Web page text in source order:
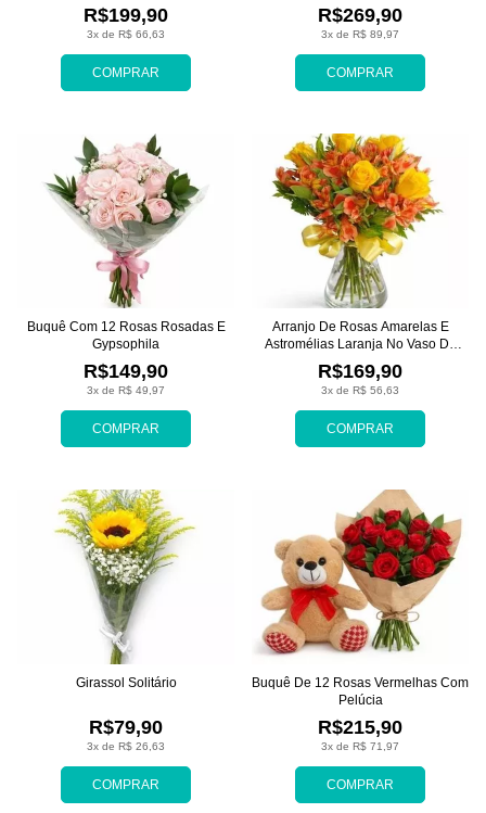
COMPRAR
3x de R$ 66,63
R$199,90
COMPRAR
3x de R$ 89,97
R$269,90
COMPRAR
3x de R$ 49,97
R$149,90
Buquê Com 12 Rosas Rosadas E
Gypsophila
COMPRAR
3x de R$ 56,63
R$169,90
Arranjo De Rosas Amarelas E
Astromélias Laranja No Vaso De
COMPRAR
3x de R$ 26,63
R$79,90
Girassol Solitário
COMPRAR
3x de R$ 71,97
R$215,90
Buquê De 12 Rosas Vermelhas Com
Pelúcia